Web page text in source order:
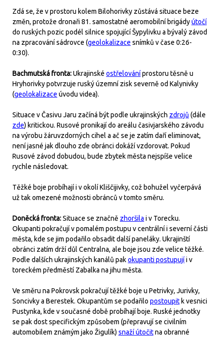
Zdá se, že v prostoru kolem Bilohorivky zůstává situace beze
změn, protože dronaři 81. samostatné aeromobilní brigádyútočí
do ruských pozic podél silnice spojující Šypylivku a bývalý závod
na zpracování sádrovce (geolokalizace snímků v čase 0:26-
0:30).
Bachmutská fronta:Ukrajinské ostřelováníprostoru těsně u
Hryhorivky potvrzuje ruský územní zisk severně od Kalynivky
(geolokalizace úvodu videa).
Situace v Časivu Jaru začíná být podle ukrajinských zdrojů (dále
zde) kritickou. Rusové pronikají do areálu časivjarského závodu
na výrobu žáruvzdorných cihel a ač se je zatím daří eliminovat,
není jasné jak dlouho zde obránci dokáží vzdorovat. Pokud
Rusové závod dobudou, bude zbytek města nejspíše velice
rychle následovat.
Těžké boje probíhají i v okolí Kliščijivky, což bohužel vyčerpává
už tak omezené možnosti obránců v tomto směru.
Doněcká fronta:Situace se značně zhoršila i v Torecku.
Okupanti pokračují v pomalém postupu v centrální i severní části
města, kde se jim podařilo obsadit další paneláky. Ukrajinští
obránci zatím drží důl Centralna, ale boje jsou zde velice těžké.
Podle dalších ukrajinských kanálů pakokupanti postupujíi v
toreckém předměstí Zabalka na jihu města.
Ve směru na Pokrovsk pokračují těžké boje u Petrivky, Jurivky,
Soncivky a Berestek. Okupantům se podařilo postoupit k vesnici
Pustynka, kde v současné době probíhají boje. Ruské jednotky
se pak dost specifickým způsobem (přepravují se civilním
automobilem známým jako Žigulík) snaží útočitna obranné